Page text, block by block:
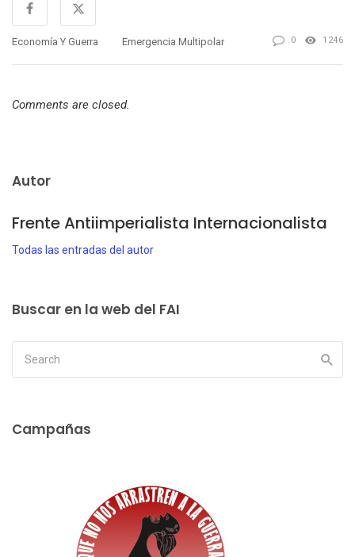
originalmente…
Economía Y Guerra Emergencia Multipolar 0 1246
Comments are closed.
Autor
Frente Antiimperialista Internacionalista
Todas las entradas del autor
Buscar en la web del FAI
Campañas